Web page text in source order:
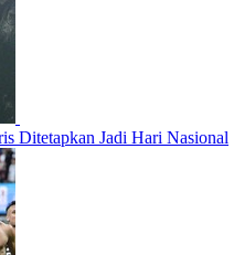
Ditetapkan Jadi Hari Nasional